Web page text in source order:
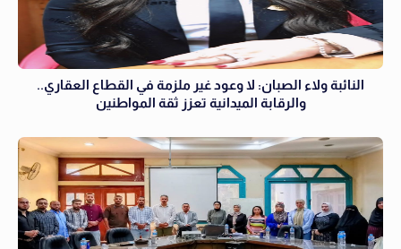
النائبة ولاء الصبان: لا وعود غير ملزمة في القطاع العقاري..
والرقابة الميدانية تعزز ثقة المواطنين